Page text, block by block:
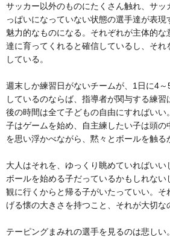
サッカー以外のものにたくさん触れ、サ
っぱいになっていない状態の選手達が表
魅力的なものになる。それぞれが主体的
達に育ってくれると確信しているし、それ
している。
週末しか練習日がないチームが、1日に4
しているのならば、指導者が関与する練習
後の時間は全て子どもの自由にすればい
子はゲームを始め、自主練したい子は頭
を思い浮かべながら、黙々とボールを触る
大人はそれを、ゆっくり眺めていればいい
ボールを始める子だっているかもしれな
観に行くからと帰る子がいたっていい。そ
げる懐の大きさを持つこと、それが大切な
テーピングまみれの選手を見るのは悲し